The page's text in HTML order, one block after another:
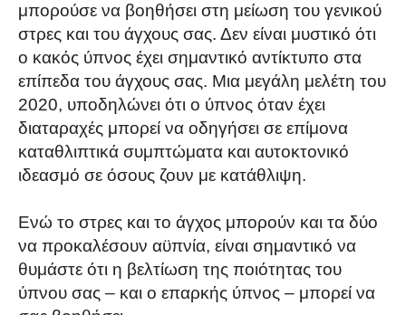
μπορούσε να βοηθήσει στη μείωση του γενικού
στρες και του άγχους σας. Δεν είναι μυστικό ότι
ο κακός ύπνος έχει σημαντικό αντίκτυπο στα
επίπεδα του άγχους σας. Μια μεγάλη μελέτη του
2020, υποδηλώνει ότι ο ύπνος όταν έχει
διαταραχές μπορεί να οδηγήσει σε επίμονα
καταθλιπτικά συμπτώματα και αυτοκτονικό
ιδεασμό σε όσους ζουν με κατάθλιψη.
Ενώ το στρες και το άγχος μπορούν και τα δύο
να προκαλέσουν αϋπνία, είναι σημαντικό να
θυμάστε ότι η βελτίωση της ποιότητας του
ύπνου σας – και ο επαρκής ύπνος – μπορεί να